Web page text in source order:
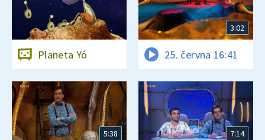
Planeta Yó
3:02
25. června 16:41
5:38 7:14